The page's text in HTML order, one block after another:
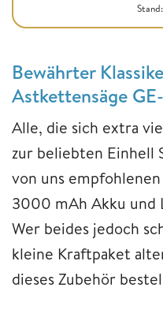
Bewährter
Astkettensäge
Alle, die sich extra
zur beliebten Einhell
von uns
3000 mAh Akku und
Wer beides jedoch
kleine Kraftpaket
dieses Zubehör